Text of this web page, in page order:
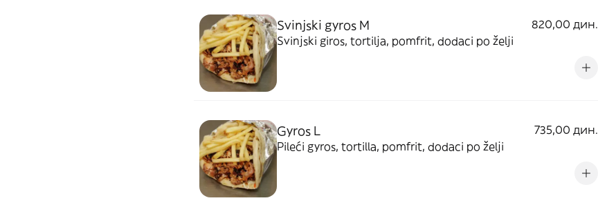
Svinjski gyros M
820,00 дин.
Svinjski giros, tortilja, pomfrit, dodaci po želji
Gyros L
735,00 дин.
Pileći gyros, tortilla, pomfrit, dodaci po želji